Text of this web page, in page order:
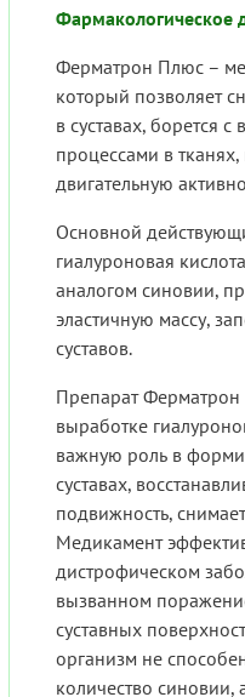
Фармакологическое
Ферматрон Плюс –
который позволяет
в суставах, борется
процессами в
двигательную
Основной
гиалуроновая
аналогом синовии,
эластичную массу,
суставов.
Препарат
выработке
важную роль в
суставах,
подвижность,
Медикамент
дистрофическом
вызванном
суставных
организм не
количество